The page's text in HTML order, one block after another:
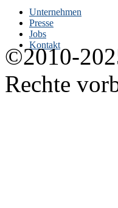
Unternehmen
Presse
Jobs
Kontakt
©2010-
Rechte